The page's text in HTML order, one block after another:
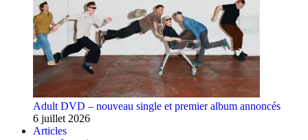
Adult DVD – nouveau single et premier album annoncés
6 juillet 2026
Articles